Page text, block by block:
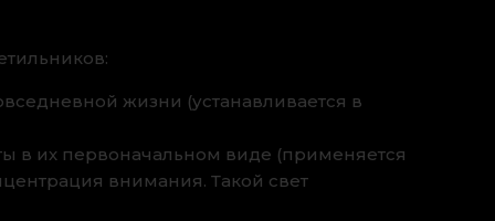
жизни (устанавливается в
в их первоначальном виде (применяется
внимания. Такой свет